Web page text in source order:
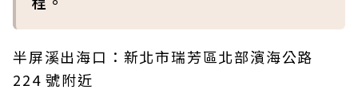
半屏溪出海口：新北市瑞芳區北部濱海公路
224 號附近